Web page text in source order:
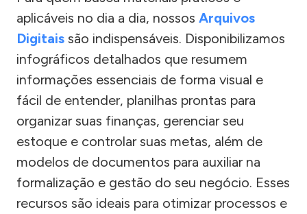
aplicáveis no dia a dia, nossos Arquivos
Digitais são indispensáveis. Disponibilizamos
infográficos detalhados que resumem
informações essenciais de forma visual e
fácil de entender, planilhas prontas para
organizar suas finanças, gerenciar seu
estoque e controlar suas metas, além de
modelos de documentos para auxiliar na
formalização e gestão do seu negócio. Esses
recursos são ideais para otimizar processos e